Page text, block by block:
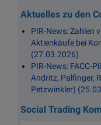
Aktuelles zu den
PIR-News: Zahlen
Aktienkäufe bei
(27.03.2026)
PIR-News: FACC-
Andritz, Palfinger,
Petzwinkler)
Social Trading